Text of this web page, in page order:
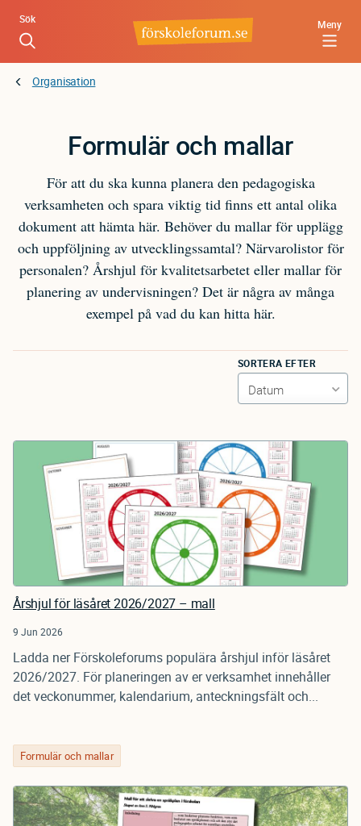
Hoppa
huvudinnehåll
Meny
Sök
Organisation
Formulär och mallar
För att du ska kunna planera den pedagogiska
verksamheten och spara viktig tid finns ett antal olika
dokument att hämta här. Behöver du mallar för upplägg
och uppföljning av utvecklingssamtal? Närvarolistor för
personalen? Årshjul för kvalitetsarbetet eller mallar för
planering av undervisningen? Det är några av många
exempel på vad du kan hitta här.
SORTERA EFTER
Årshjul för läsåret 2026/2027 – mall
9 Jun 2026
Ladda ner Förskoleforums populära årshjul inför läsåret
2026/2027. För planeringen av er verksamhet innehåller
det veckonummer, kalendarium, anteckningsfält och...
Formulär och mallar